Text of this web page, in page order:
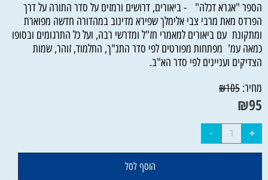
הספר "אגרא דכלה" - ביאורים, דרושים ורמזים על סדר התורה על דרך
הפרדס מאת מרבי צבי אלימלך שפירא מדינוב במהדורה חדשה מפוארת
ומתקונת עם ביאורים למאמרי חז"ל ומדרשי רבה, ועל כל התרגומים ובסופו
כמאה עמ' מפתחות מפורטים לפי סדר התנ"ך, התלמוד, זוהר, שמות
הצדיקים ועניינים לפי סדר הא"ב.
מחיר:
₪105
₪95
הוסף לסל